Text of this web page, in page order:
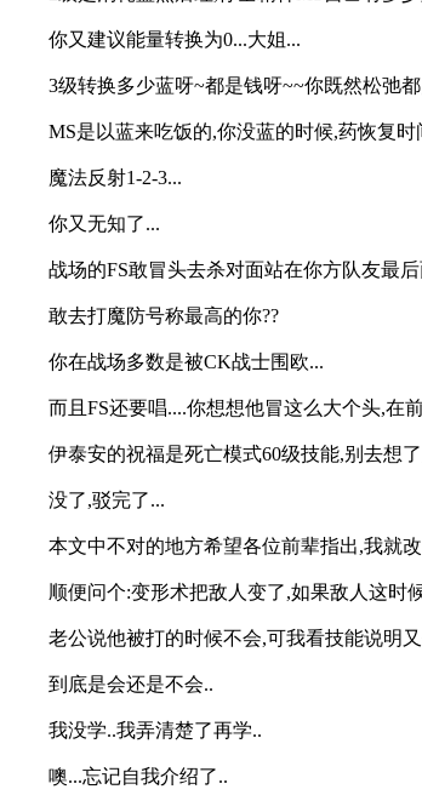
你又建议能量转换为0...大姐...
3级转换多少蓝呀~都是钱呀~~你既然松弛
MS是以蓝来吃饭的,你没蓝的时候,药恢复
魔法反射1-2-3...
你又无知了...
战场的FS敢冒头去杀对面站在你方队友最后
敢去打魔防号称最高的你??
你在战场多数是被CK战士围欧...
而且FS还要唱....你想想他冒这么大个头,在
伊泰安的祝福是死亡模式60级技能,别去想
没了,驳完了...
本文中不对的地方希望各位前辈指出,我就改
顺便问个:变形术把敌人变了,如果敌人这时
老公说他被打的时候不会,可我看技能说明
到底是会还是不会..
我没学..我弄清楚了再学..
噢...忘记自我介绍了..